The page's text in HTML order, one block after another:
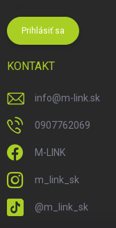
Prihlásiť sa
KONTAKT
info@m-link.sk
0907762069
M-LINK
m_link_sk
@m_link_sk